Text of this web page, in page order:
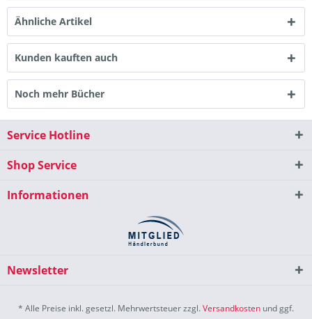
Ähnliche Artikel
Kunden kauften auch
Noch mehr Bücher
Service Hotline
Shop Service
Informationen
Newsletter
* Alle Preise inkl. gesetzl. Mehrwertsteuer zzgl.Versandkosten und ggf.